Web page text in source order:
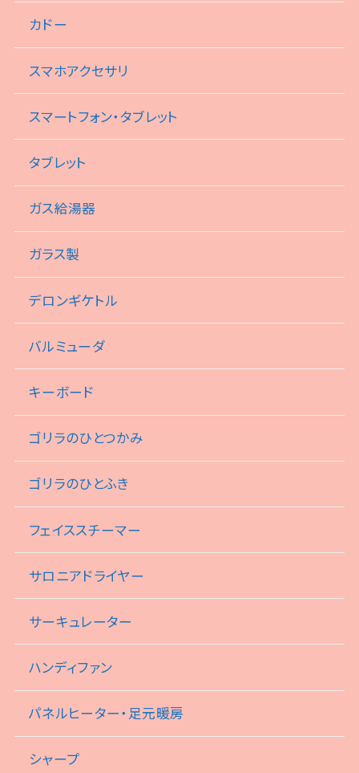
カドー
スマホアクセサリ
スマートフォン・タブレット
タブレット
ガス給湯器
ガラス製
デロンギケトル
バルミューダ
キーボード
ゴリラのひとつかみ
ゴリラのひとふき
フェイススチーマー
サロニアドライヤー
サーキュレーター
ハンディファン
パネルヒーター・足元暖房
シャープ